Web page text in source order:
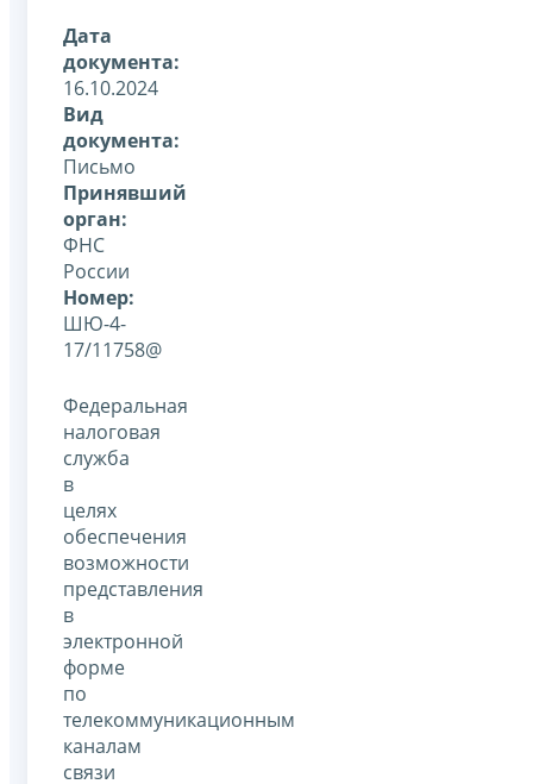
Дата
документа:
16.10.2024
Вид
документа:
Письмо
Принявший
орган:
ФНС
России
Номер:
ШЮ-4-
17/11758@
Федеральная
налоговая
служба
в
целях
обеспечения
возможности
представления
в
электронной
форме
по
телекоммуникационным
каналам
связи